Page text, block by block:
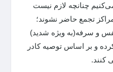
چنانچه لازم نیست
تجمع حاضر نشوند؛
و سرفه(به ویژه شدید)
و بر اساس توصیه کادر
کنند.